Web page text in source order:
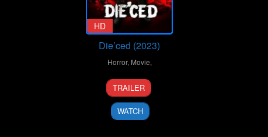
HD
Die’ced (2023)
Horror, Movie,
20
Oct
2023
Jeremy
Rudd
TRAILER
WATCH